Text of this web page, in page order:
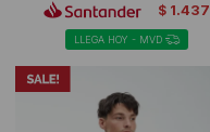
$ 1.437
LLEGA HOY - MVD